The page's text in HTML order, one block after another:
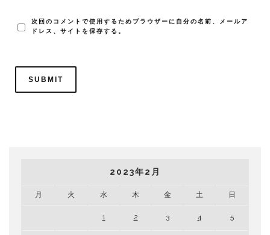
次回のコメントで使用するためブラウザーに自分の名前、メールア
ドレス、サイトを保存する。
2023年2月
月 火 水 木 金 土 日
1 2 3 4 5